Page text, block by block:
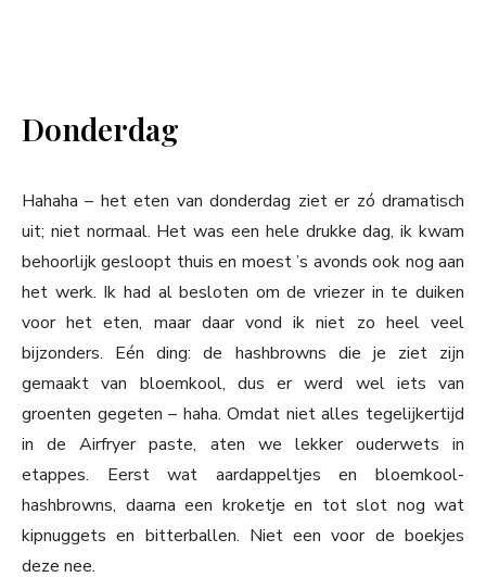
Donderdag
Hahaha – het eten van donderdag ziet er zó dramatisch
uit; niet normaal. Het was een hele drukke dag, ik kwam
behoorlijk gesloopt thuis en moest ’s avonds ook nog aan
het werk. Ik had al besloten om de vriezer in te duiken
voor het eten, maar daar vond ik niet zo heel veel
bijzonders. Eén ding: de hashbrowns die je ziet zijn
gemaakt van bloemkool, dus er werd wel iets van
groenten gegeten – haha. Omdat niet alles tegelijkertijd
in de Airfryer paste, aten we lekker ouderwets in
etappes. Eerst wat aardappeltjes en bloemkool-
hashbrowns, daarna een kroketje en tot slot nog wat
kipnuggets en bitterballen. Niet een voor de boekjes
deze nee.